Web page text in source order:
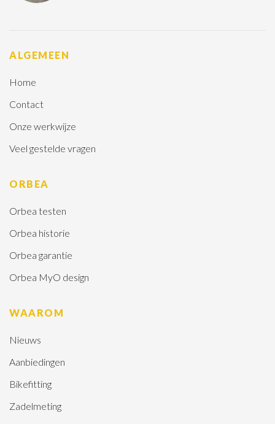
ALGEMEEN
Home
Contact
Onze werkwijze
Veel gestelde vragen
ORBEA
Orbea testen
Orbea historie
Orbea garantie
Orbea MyO design
WAAROM
Nieuws
Aanbiedingen
Bikefitting
Zadelmeting